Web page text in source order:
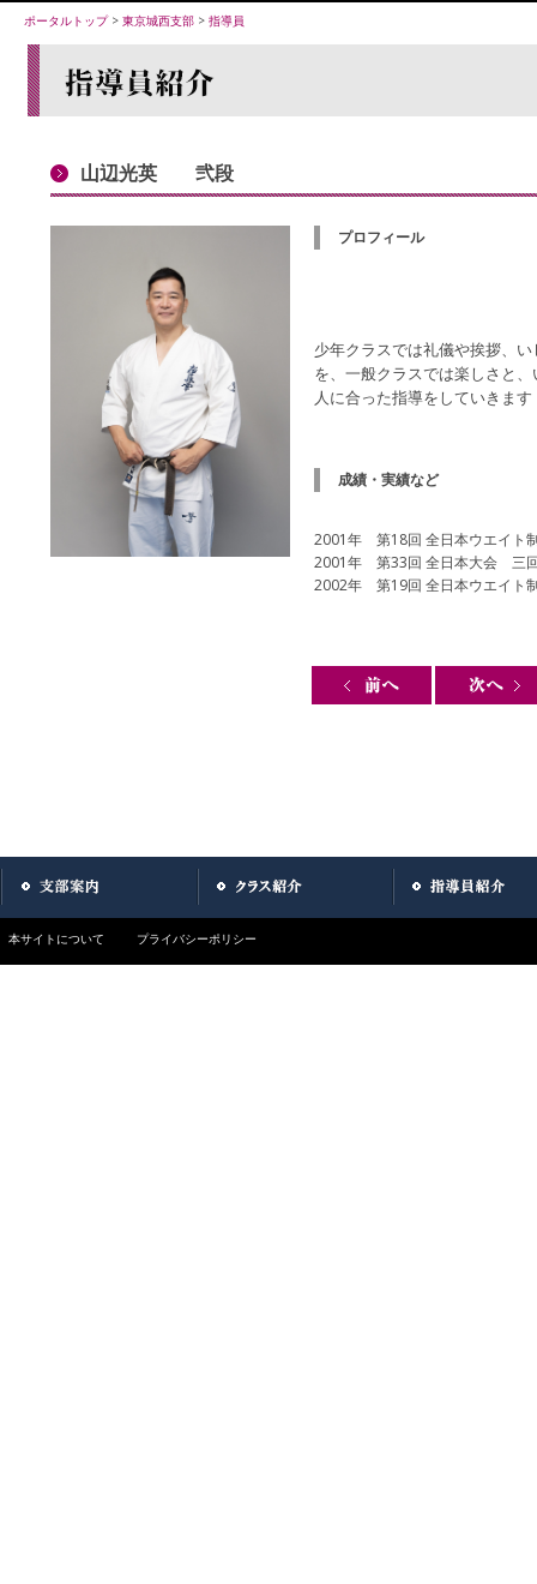
ポータルトップ> 東京城西支部 > 指導員
山辺光英 弐段
プロフィール
少年クラスでは礼儀や挨拶、
を、一般クラスでは楽しさと
人に合った指導をしていきます
成績・実績など
2001年 第18回 全日本ウエイト
2001年 第33回 全日本大会 三
2002年 第19回 全日本ウエイト
本サイトについて プライバシーポリシー